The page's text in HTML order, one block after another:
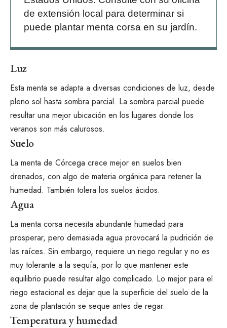
de extensión local para determinar si
puede plantar menta corsa en su jardín.
Luz
Esta menta se adapta a diversas condiciones de luz, desde
pleno sol hasta sombra parcial. La sombra parcial puede
resultar una mejor ubicación en los lugares donde los
veranos son más calurosos.
Suelo
La menta de Córcega crece mejor en suelos bien
drenados, con algo de materia orgánica para retener la
humedad. También tolera los suelos ácidos.
Agua
La menta corsa necesita abundante humedad para
prosperar, pero demasiada agua provocará la pudrición de
las raíces. Sin embargo, requiere un riego regular y no es
muy tolerante a la sequía, por lo que mantener este
equilibrio puede resultar algo complicado. Lo mejor para el
riego estacional es dejar que la superficie del suelo de la
zona de plantación se seque antes de regar.
Temperatura y humedad